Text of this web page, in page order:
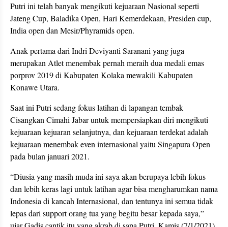
Putri ini telah banyak mengikuti kejuaraan Nasional seperti
Jateng Cup, Baladika Open, Hari Kemerdekaan, Presiden cup,
India open dan Mesir/Phyramids open.
Anak pertama dari Indri Deviyanti Saranani yang juga
merupakan Atlet menembak pernah meraih dua medali emas
porprov 2019 di Kabupaten Kolaka mewakili Kabupaten
Konawe Utara.
Saat ini Putri sedang fokus latihan di lapangan tembak
Cisangkan Cimahi Jabar untuk mempersiapkan diri mengikuti
kejuaraan kejuaran selanjutnya, dan kejuaraan terdekat adalah
kejuaraan menembak even internasional yaitu Singapura Open
pada bulan januari 2021.
“Diusia yang masih muda ini saya akan berupaya lebih fokus
dan lebih keras lagi untuk latihan agar bisa mengharumkan nama
Indonesia di kancah Internasional, dan tentunya ini semua tidak
lepas dari support orang tua yang begitu besar kepada saya,”